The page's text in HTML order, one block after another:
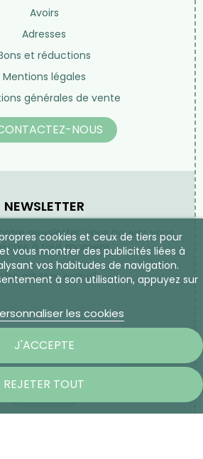
cookies et ceux de tiers pour
vous montrer des publicités liées à
vos habitudes de navigation.
à son utilisation, appuyez sur
les cookies
REJETER TOUT
J'ACCEPTE
Avoirs
Adresses
et réductions
Mentions légales
générales de vente
NOUS
NEWSLETTER
newsletter, vous pouvez vous
à tout moment.